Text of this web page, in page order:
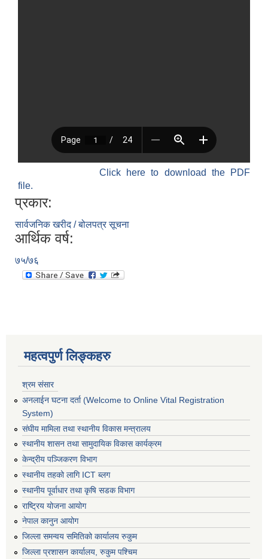
Click here to download the PDF
file.
प्रकार:
सार्वजनिक खरीद / बोलपत्र सूचना
आर्थिक वर्ष:
७५/७६
महत्वपुर्ण लिङ्कहरु
श्रम संसार
अनलाईन घटना दर्ता (Welcome to Online Vital Registration
System)
संघीय मामिला तथा स्थानीय विकास मन्त्रालय
स्थानीय शासन तथा सामुदायिक विकास कार्यक्रम
केन्द्रीय पञ्जिकरण विभाग
स्थानीय तहको लागि ICT ब्लग
स्थानीय पूर्वाधार तथा कृषि सडक विभाग
राष्ट्रिय योजना आयोग
नेपाल कानुन आयोग
जिल्ला समन्वय समितिको कार्यालय रुकुम
जिल्ला प्रशासन कार्यालय, रुकुम पश्चिम